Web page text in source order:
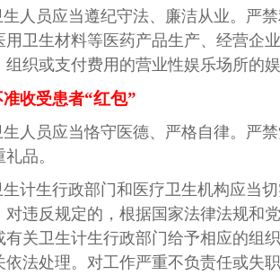
生人员应当遵纪守法、廉洁从业。严
用卫生材料等医药产品生产、经营企
组织或支付费用的营业性娱乐场所的娱
准收受患者“红包”
生人员应当恪守医德、严格自律。严
品。
计生行政部门和医疗卫生机构应当
对违反规定的，根据国家法律法规和
有关卫生计生行政部门给予相应的组
依法处理。对工作严重不负责任或失